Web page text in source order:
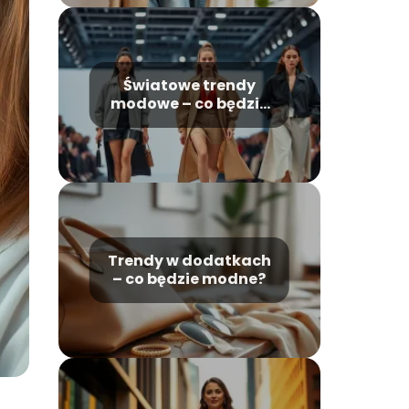
Światowe trendy
modowe – co będzie
modne w
najbliższych latach?
Trendy w dodatkach
– co będzie modne?